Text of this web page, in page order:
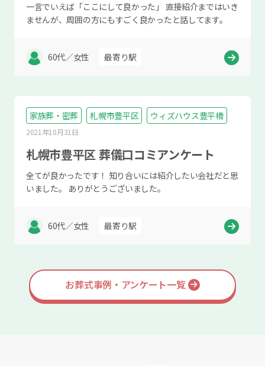
一言でいえば「ここにして良かった」 直接紹介まではいき
ませんが、周囲の方にもすごく良かったと話してます。
60代／女性 最寄り駅
家族葬・密葬 札幌市豊平区 ウィズハウス豊平橋
2021年10月31日
札幌市豊平区 葬儀口コミアンケート
全てが良かったです！ 知り合いには紹介したい会社だと思
いました。 ありがとうございました。
60代／女性 最寄り駅
お葬式事例・アンケート一覧